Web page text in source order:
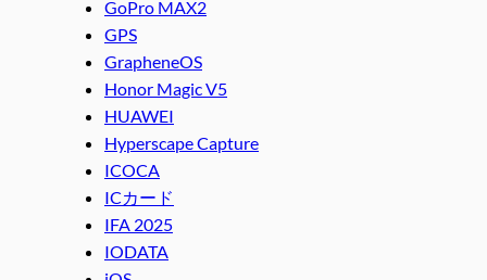
GoPro MAX2
GPS
GrapheneOS
Honor Magic V5
HUAWEI
Hyperscape Capture
ICOCA
ICカード
IFA 2025
IODATA